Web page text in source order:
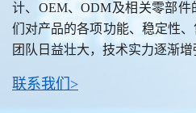
计、OEM、ODM及相关零部
们对产品的各项功能、稳定性、
团队日益壮大，技术实力逐渐增
联系我们>